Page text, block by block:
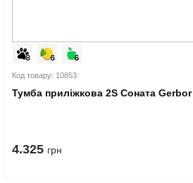
Код товару: 10853
Тумба приліжкова 2S Соната Gerbor
4.325 грн